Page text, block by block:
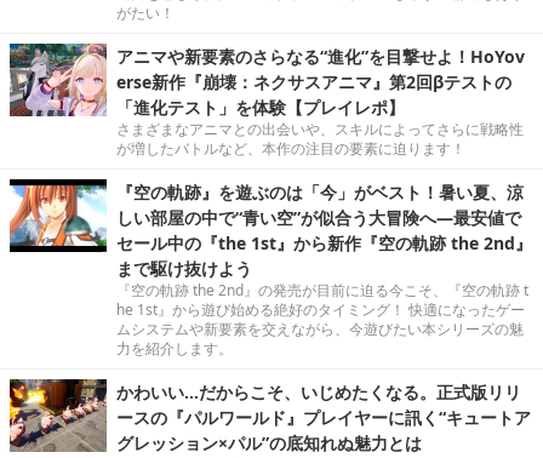
がたい！
アニマや新要素のさらなる“進化”を目撃せよ！HoYov
erse新作『崩壊：ネクサスアニマ』第2回βテストの
「進化テスト」を体験【プレイレポ】
さまざまなアニマとの出会いや、スキルによってさらに戦略性
が増したバトルなど、本作の注目の要素に迫ります！
『空の軌跡』を遊ぶのは「今」がベスト！暑い夏、涼
しい部屋の中で“青い空”が似合う大冒険へ―最安値で
セール中の『the 1st』から新作『空の軌跡 the 2nd』
まで駆け抜けよう
『空の軌跡 the 2nd』の発売が目前に迫る今こそ、『空の軌跡 t
he 1st』から遊び始める絶好のタイミング！ 快適になったゲー
ムシステムや新要素を交えながら、今遊びたい本シリーズの魅
力を紹介します。
かわいい…だからこそ、いじめたくなる。正式版リリ
ースの『パルワールド』プレイヤーに訊く“キュートア
グレッション×パル”の底知れぬ魅力とは